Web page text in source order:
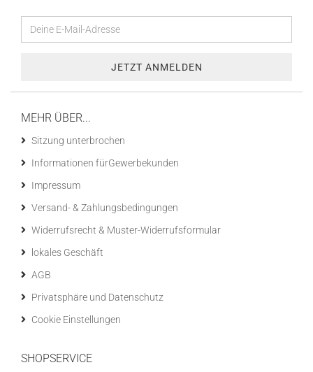
MEHR ÜBER...
Sitzung unterbrochen
Informationen fürGewerbekunden
Impressum
Versand- & Zahlungsbedingungen
Widerrufsrecht & Muster-Widerrufsformular
lokales Geschäft
AGB
Privatsphäre und Datenschutz
Cookie Einstellungen
SHOPSERVICE